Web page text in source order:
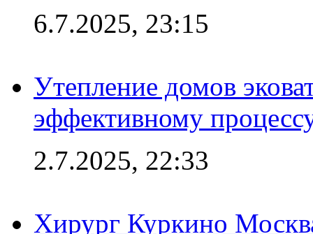
6.7.2025, 23:15
Утепление домов
эффективному
2.7.2025, 22:33
Хирург Куркино